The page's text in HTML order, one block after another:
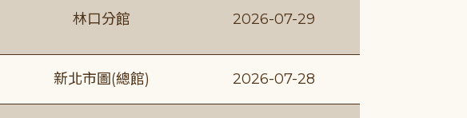
林口分館 2026-07-29
新北市圖(總館) 2026-07-28